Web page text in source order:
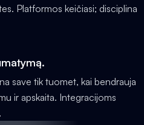
Platformos keičiasi; disciplina
save tik tuomet, kai bendrauja
ir apskaita. Integracijoms